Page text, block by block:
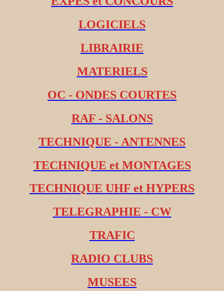
LOGICIELS
LIBRAIRIE
MATERIELS
OC - ONDES COURTES
RAF - SALONS
TECHNIQUE - ANTENNES
TECHNIQUE et MONTAGES
TECHNIQUE UHF et HYPERS
TELEGRAPHIE - CW
TRAFIC
RADIO CLUBS
MUSEES